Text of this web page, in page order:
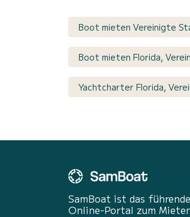
Boot mieten Vereinigte
Boot mieten Florida,
Yachtcharter Florida,
SamBoat ist das führende
Online-Portal zum